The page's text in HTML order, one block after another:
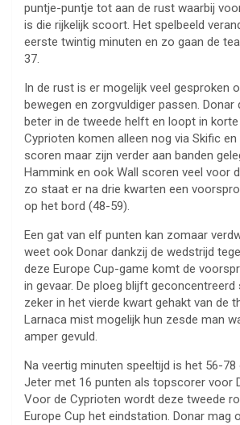
puntje-puntje tot aan de rust waarbij
is die rijkelijk scoort. Het spelbeeld
eerste twintig minuten en zo gaan de
37.
In de rust is er mogelijk veel gesproken
bewegen en zorgvuldiger passen.
beter in de tweede helft en loopt in korte
Cyprioten komen alleen nog via Skific
scoren maar zijn verder aan banden
Hammink en ook Wall scoren veel voor
zo staat er na drie kwarten een
op het bord (48-59).
Een gat van elf punten kan zomaar
weet ook Donar dankzij de wedstrijd
deze Europe Cup-game komt de
in gevaar. De ploeg blijft geconcentreerd
zeker in het vierde kwart gehakt van de
Larnaca mist mogelijk hun zesde man
amper gevuld.
Na veertig minuten speeltijd is het 56-
Jeter met 16 punten als topscorer voor
Voor de Cyprioten wordt deze tweede
Europe Cup het eindstation. Donar mag